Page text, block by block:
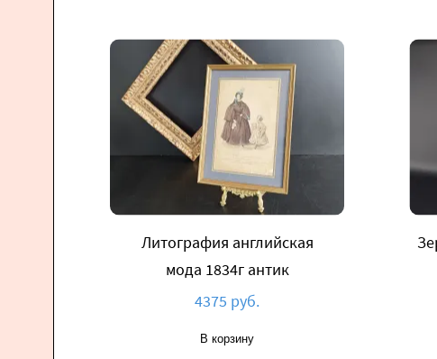
Литография английская
мода 1834г антик
4375 руб.
В корзину